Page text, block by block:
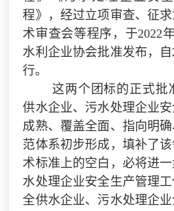
程》，经过立项审查、征
术审查会等程序，于2022
水利企业协会批准发布，
行。
这两个团标的正式批
供水企业、污水处理企业
成熟、覆盖全面、指向明
范体系初步形成，填补了
术标准上的空白，必将进
水处理企业安全生产管理
全供水企业、污水处理企